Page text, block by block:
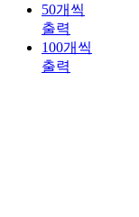
50개씩
출력
100개씩
출력